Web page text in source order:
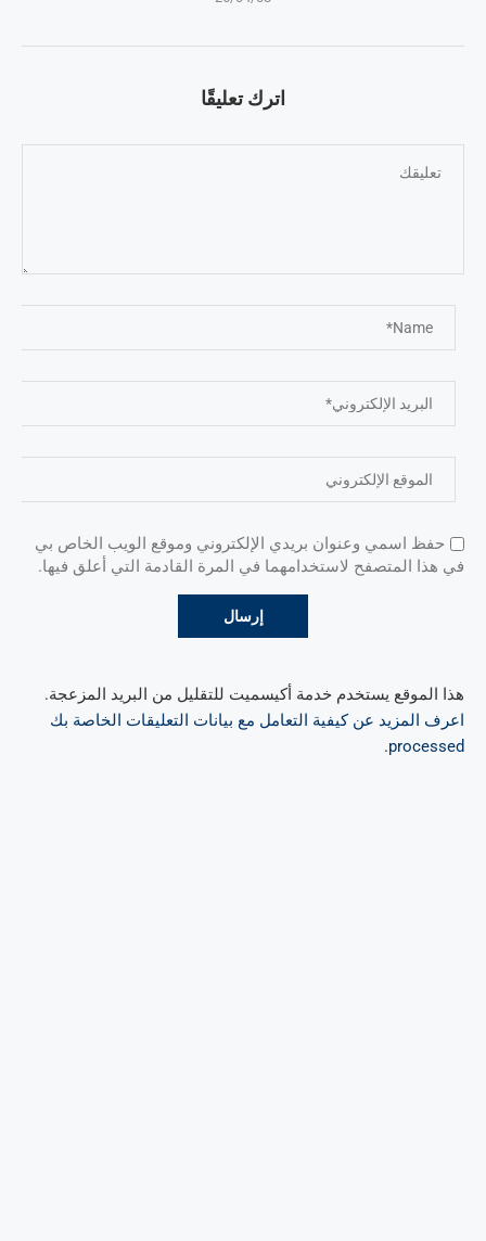
اترك تعليقًا
حفظ اسمي وعنوان بريدي الإلكتروني وموقع الويب الخاص بي
في هذا المتصفح لاستخدامهما في المرة القادمة التي أعلق فيها.
هذا الموقع يستخدم خدمة أكيسميت للتقليل من البريد المزعجة.
اعرف المزيد عن كيفية التعامل مع بيانات التعليقات الخاصة بك
processed
.